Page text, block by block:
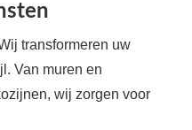
transformeren uw
Van muren en
wij zorgen voor